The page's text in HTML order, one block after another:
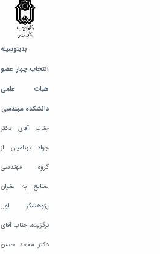
بدینوسیله
انتخاب چهار عضو
هیات علمی
دانشکده مهندسی
جناب آقای دکتر
جواد بهنامیان از
گروه مهندسی
صنایع به عنوان
پژوهشگر اول
برگزیده، جناب آقای
دکتر محمد حسن